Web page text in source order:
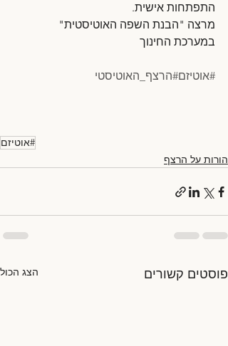
התפתחות אישית.
מרצה "הבנת השפה האוטיסטית"
במערכת החינוך
#אוטיזם#הרצף_האוטיסטי
#אוטיזם
הורות על הרצף
פוסטים קשורים הצג הכול